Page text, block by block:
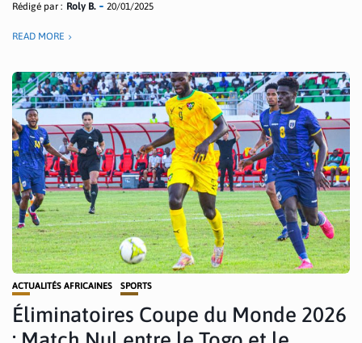
Rédigé par : Roly B. 20/01/2025
READ MORE
ACTUALITÉS AFRICAINES SPORTS
Éliminatoires Coupe du Monde 2026